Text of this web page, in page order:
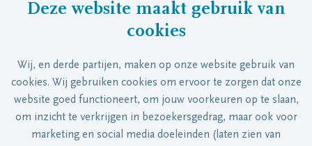
Deze website maakt gebruik van
cookies
Wij, en derde partijen, maken op onze website gebruik van
cookies. Wij gebruiken cookies om ervoor te zorgen dat onze
website goed functioneert, om jouw voorkeuren op te slaan,
om inzicht te verkrijgen in bezoekersgedrag, maar ook voor
marketing en social media doeleinden (laten zien van
Stel een job alert in en ontvang de
vacatures die bij je passen direct in je